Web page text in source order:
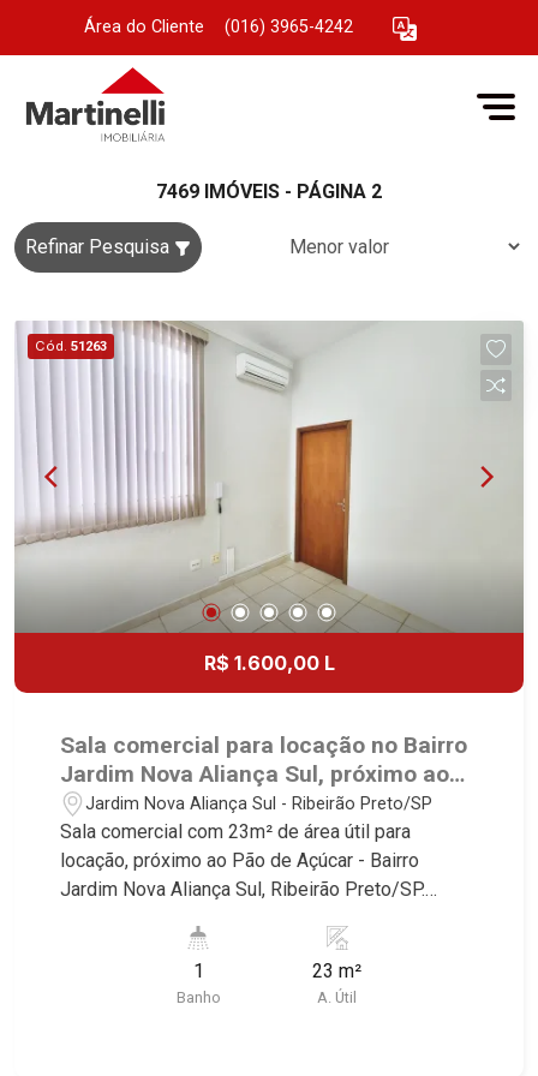
Área do Cliente (016) 3965-4242
7469 IMÓVEIS - PÁGINA 2
Refinar Pesquisa
Cód. 51263
R$ 1.600,00 L
Sala comercial para locação no Bairro
Jardim Nova Aliança Sul, próximo ao
Pão de Açúcar - Ribeirão Preto/SP.
Jardim Nova Aliança Sul - Ribeirão Preto/SP
Sala comercial com 23m² de área útil para
locação, próximo ao Pão de Açúcar - Bairro
Jardim Nova Aliança Sul, Ribeirão Preto/SP.
Martinelli Imobiliária selecionou para você: -
23m² de área útil - Recepção - WC privativo -
1
Banho
23 m²
A. Útil